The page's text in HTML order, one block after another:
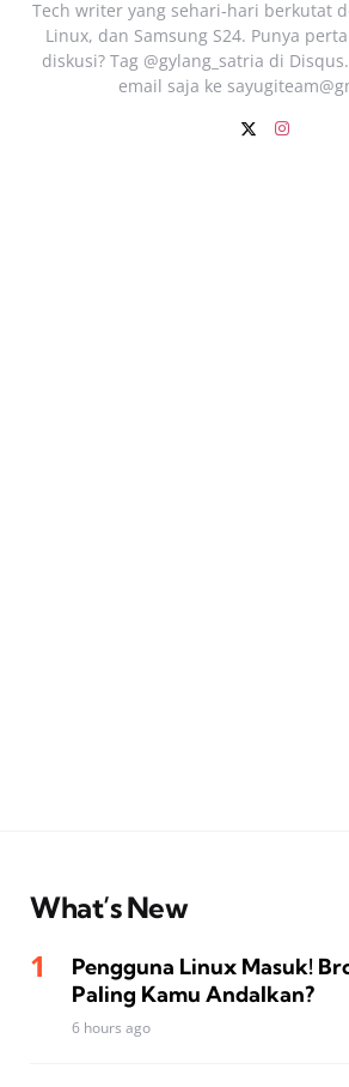
Tech writer yang sehari‑hari berkutat
Linux, dan Samsung S24. Punya
diskusi? Tag @gylang_satria di
email saja ke
What’s New
Pengguna Linux Masuk!
Paling Kamu Andalkan?
6 hours ago